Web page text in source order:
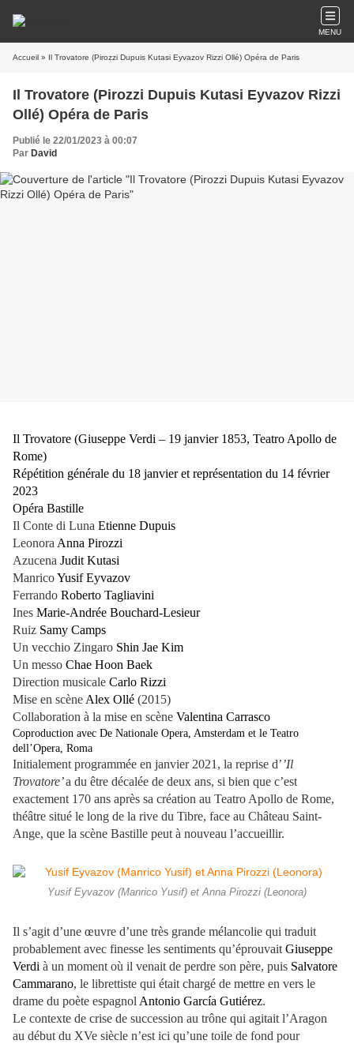
MENU
Accueil » Il Trovatore (Pirozzi Dupuis Kutasi Eyvazov Rizzi Ollé) Opéra de Paris
Il Trovatore (Pirozzi Dupuis Kutasi Eyvazov Rizzi
Ollé) Opéra de Paris
Publié le 22/01/2023 à 00:07
Par David
Il Trovatore (Giuseppe Verdi – 19 janvier 1853, Teatro Apollo de
Rome)
Répétition générale du 18 janvier et représentation du 14 février
2023
Opéra Bastille
Il Conte di Luna Etienne Dupuis
Leonora Anna Pirozzi
Azucena Judit Kutasi
ManricoYusif Eyvazov
Ferrando Roberto Tagliavini
Ines Marie-Andrée Bouchard-Lesieur
Ruiz Samy Camps
Un vecchio Zingaro Shin Jae Kim
Un messo Chae Hoon Baek
Direction musicale Carlo Rizzi
Mise en scène Alex Ollé (2015)
Collaboration à la mise en scène Valentina Carrasco
Coproduction avec De Nationale Opera, Amsterdam et le Teatro
dell’Opera, Roma
Initialement programmée en janvier 2021, la reprise d’’Il
Trovatore’a du être décalée de deux ans, si bien que c’est
exactement 170 ans après sa création au Teatro Apollo de Rome,
théâtre situé le long de la rive du Tibre, face au Château Saint-
Ange, que la scène Bastille peut à nouveau l’accueillir.
Yusif Eyvazov (Manrico Yusif) et Anna Pirozzi (Leonora)
Il s’agit d’une œuvre d’une très grande mélancolie qui traduit
probablement avec finesse les sentiments qu’éprouvait Giuseppe
Verdi à un moment où il venait de perdre son père, puis Salvatore
Cammarano, le librettiste qui était chargé de mettre en vers le
drame du poète espagnol Antonio García Gutiérez.
Le contexte de crise de succession au trône qui agitait l’Aragon
au début du XVe siècle n’est ici qu’une toile de fond pour